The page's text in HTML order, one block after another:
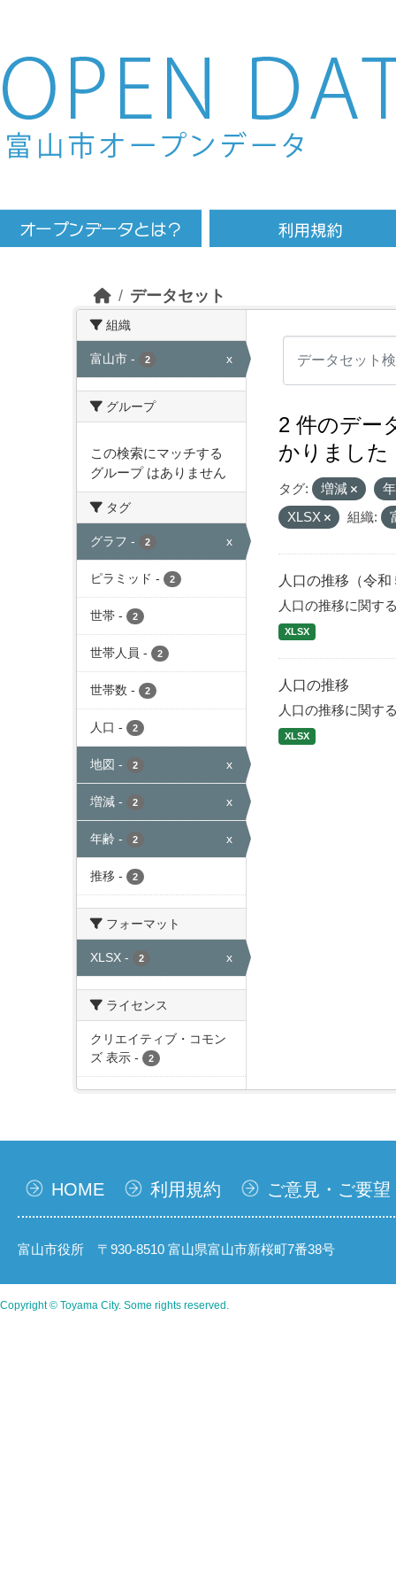
Skip to main content
データセット
組織
富山市 - 2 x
グループ
この検索にマッチする
グループ はありません
タグ
グラフ - 2 x
ピラミッド - 2
世帯 - 2
世帯人員 - 2
世帯数 - 2
人口 - 2
地図 - 2 x
増減 - 2 x
年齢 - 2 x
推移 - 2
フォーマット
XLSX - 2 x
ライセンス
クリエイティブ・コモン
ズ 表示 - 2
2 件のデー
かりました
タグ: 増減
XLSX
組織:
人口の推移（令和
人口の推移に関す
XLSX
人口の推移
人口の推移に関す
XLSX
HOME 利用規約 ご意見・ご要望
富山市役所 〒930-8510 富山県富山市新桜町7番38号
Copyright © Toyama City. Some rights reserved.